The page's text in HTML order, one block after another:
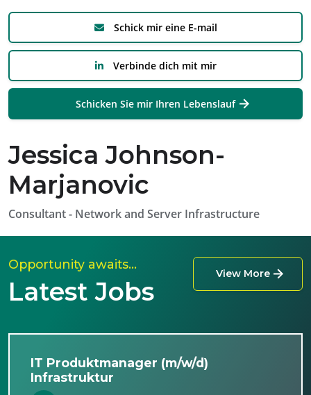
Schick mir eine E-mail
Verbinde dich mit mir
Schicken Sie mir Ihren Lebenslauf
Jessica Johnson-
Marjanovic
Consultant - Network and Server Infrastructure
Opportunity awaits…
Latest Jobs
View More
IT Produktmanager (m/w/d)
Infrastruktur